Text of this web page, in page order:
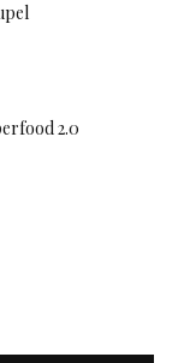
2.0